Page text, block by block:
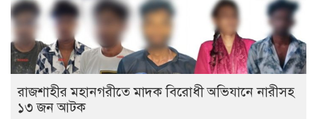
রাজশাহীর মহানগরীতে মাদক বিরোধী অভিযানে নারীসহ
১৩ জন আটক